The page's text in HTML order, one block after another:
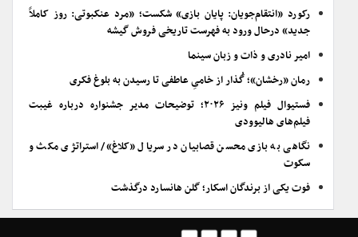
رکورد «انتقام‌جویان: پایان بازی» شکست؛ «مرد عنکبوتی: روز کاملاً
جدید» درحال ورود به فهرست تاریخی فروش گیشه
امیر نادری و ذات و زبان سینما
رمان «رخشان»؛ گُذار از خامیِ عاطفی تا رسیدن به بلوغ فکری
فستیوال فیلم ونیز ۲۰۲۶؛ توضیحات مدیر جشنواره درباره غیبت
فیلم‌های هالیوودی
نگاهی به بازی محسن قصابیان در سریال «کلاغ»/ استراتژی مکث و
سکوت
فوت یکی از برندگان اسکار؛ گلن هانسارد درگذشت